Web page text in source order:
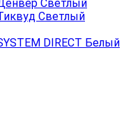
Светлый
Светлый
DIRECT Белый